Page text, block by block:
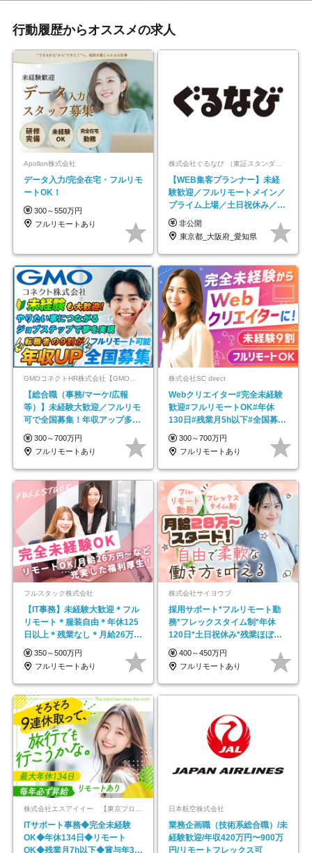
行動履歴からオススメの求人
Apollon株式会社
データ入力/完全在宅・フルリモ
ートOK！
300～550万円
フルリモートあり
株式会社ぐるなび （東証スタンダード上場）
【WEB集客プランナー】未経
験歓迎／フルリモートメイン／
プライム上場／土日祝休み／東
京・大阪・名古屋
非公開
東京都_大阪府_愛知県
GMOコネクトHR株式会社【GMOインターネットグループ】
【総合職（事務/マーケ/広報
等）】未経験大歓迎／フルリモ
可で全国募集！年収アップ多数
★年休最大130日★
300～700万円
フルリモートあり
株式会社SC direct
Webクリエイター#完全未経験
歓迎#フルリモートOK#年休
130日#残業月5h以下#全国募集
#最大1年の研修
300～700万円
フルリモートあり
フルスタック株式会社
【IT事務】未経験大歓迎＊フル
リモート＊服装自由＊年休125
日以上＊残業なし＊月給26万円
以上
350～500万円
フルリモートあり
株式会社サイヨウブ
採用サポート*フルリモート勤
務*フレックスタイム制*年休
120日*土日祝休み*残業ほぼな
し*育児中社員8割以上
400～450万円
フルリモートあり
ITサポート事務◆完全未経験
OK◆年休134日◆リモート
OK◆残業月7h以下◆賞与年3回
日本航空株式会社
業務企画職（技術系総合職）/未
経験歓迎/年収420万円〜900万
円/リモートフレックス可